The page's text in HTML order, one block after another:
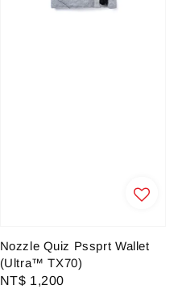
Nozzle Quiz Pssprt Wallet
(Ultra™ TX70)
Regular
NT$ 1,200